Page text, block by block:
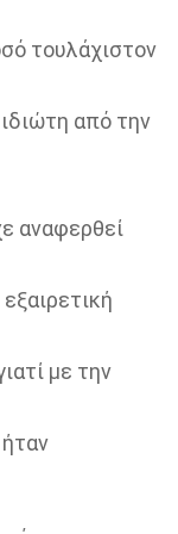
τουλάχιστον
από την
αναφερθεί
με την